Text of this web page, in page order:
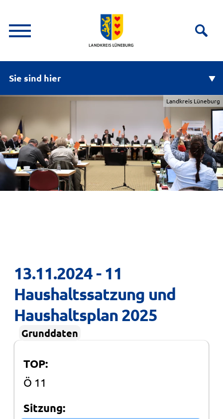
Sie sind hier
Landkreis Lüneburg
13.11.2024 - 11
Haushaltssatzung und
Haushaltsplan 2025
Grunddaten
TOP:
Ö 11
Sitzung: